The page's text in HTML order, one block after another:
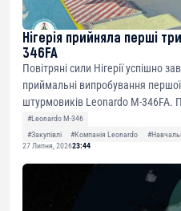
Нігерія прийняла перші
346FA
Повітряні сили Нігерії успішно
приймальні випробування першої
штурмовиків Leonardo M-346FA.
#Leonardo M-346
#Закупівлі
#Компанія Leonardo
27 Липня, 202623:44